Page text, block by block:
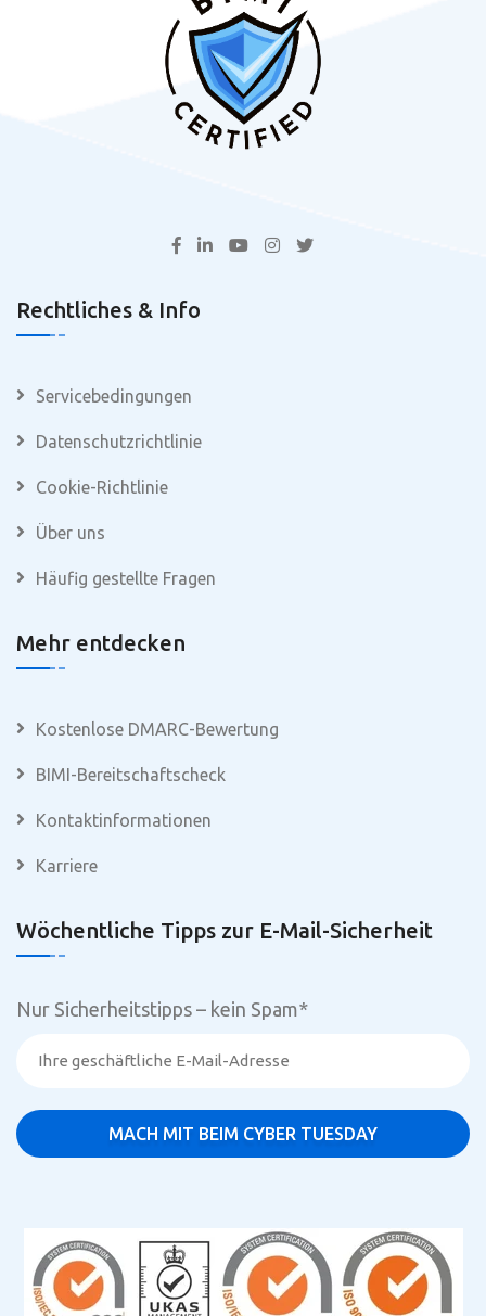
Rechtliches & Info
Servicebedingungen
Datenschutzrichtlinie
Cookie-Richtlinie
Über uns
Häufig gestellte Fragen
Mehr entdecken
Kostenlose DMARC-Bewertung
BIMI-Bereitschaftscheck
Kontaktinformationen
Karriere
Wöchentliche Tipps zur E-Mail-Sicherheit
Nur Sicherheitstipps – kein Spam*